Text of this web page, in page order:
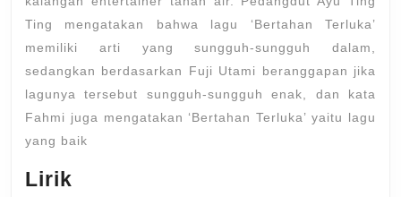
Ting mengatakan bahwa lagu ‘Bertahan Terluka’
memiliki arti yang sungguh-sungguh dalam,
sedangkan berdasarkan Fuji Utami beranggapan jika
lagunya tersebut sungguh-sungguh enak, dan kata
Fahmi juga mengatakan ‘Bertahan Terluka’ yaitu lagu
yang baik
Lirik